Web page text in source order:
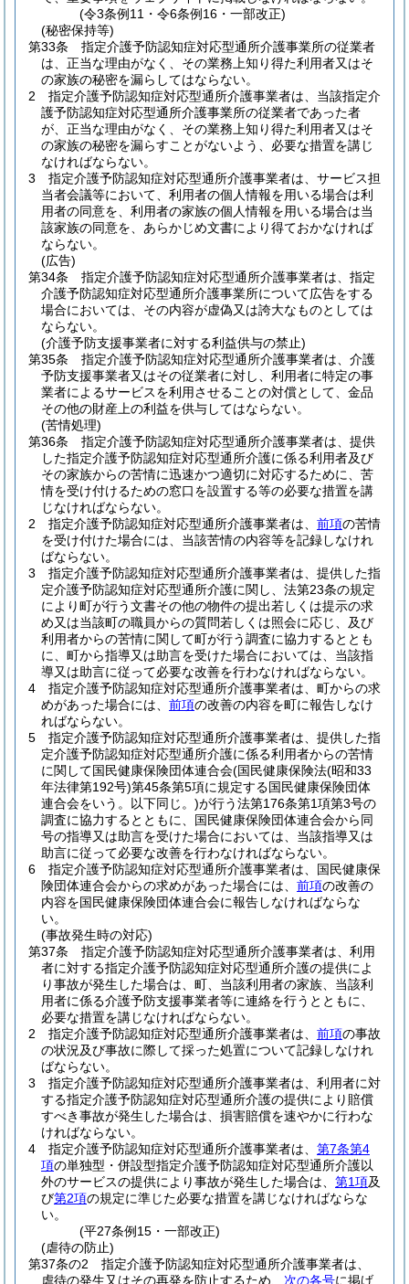
(令3条例11・令6条例16・一部改正)
(秘密保持等)
第33条
指定介護予防認知症対応型通所介護事業所の従業者
は、正当な理由がなく、その業務上知り得た利用者又はそ
の家族の秘密を漏らしてはならない。
2
指定介護予防認知症対応型通所介護事業者は、当該指定介
護予防認知症対応型通所介護事業所の従業者であった者
が、正当な理由がなく、その業務上知り得た利用者又はそ
の家族の秘密を漏らすことがないよう、必要な措置を講じ
なければならない。
3
指定介護予防認知症対応型通所介護事業者は、サービス担
当者会議等において、利用者の個人情報を用いる場合は利
用者の同意を、利用者の家族の個人情報を用いる場合は当
該家族の同意を、あらかじめ文書により得ておかなければ
ならない。
(広告)
第34条
指定介護予防認知症対応型通所介護事業者は、指定
介護予防認知症対応型通所介護事業所について広告をする
場合においては、その内容が虚偽又は誇大なものとしては
ならない。
(介護予防支援事業者に対する利益供与の禁止)
第35条
指定介護予防認知症対応型通所介護事業者は、介護
予防支援事業者又はその従業者に対し、利用者に特定の事
業者によるサービスを利用させることの対償として、金品
その他の財産上の利益を供与してはならない。
(苦情処理)
第36条
指定介護予防認知症対応型通所介護事業者は、提供
した指定介護予防認知症対応型通所介護に係る利用者及び
その家族からの苦情に迅速かつ適切に対応するために、苦
情を受け付けるための窓口を設置する等の必要な措置を講
じなければならない。
2
指定介護予防認知症対応型通所介護事業者は、 前項の苦情
を受け付けた場合には、当該苦情の内容等を記録しなけれ
ばならない。
3
指定介護予防認知症対応型通所介護事業者は、提供した指
定介護予防認知症対応型通所介護に関し、法第23条の規定
により町が行う文書その他の物件の提出若しくは提示の求
め又は当該町の職員からの質問若しくは照会に応じ、及び
利用者からの苦情に関して町が行う調査に協力するととも
に、町から指導又は助言を受けた場合においては、当該指
導又は助言に従って必要な改善を行わなければならない。
4
指定介護予防認知症対応型通所介護事業者は、町からの求
めがあった場合には、 前項の改善の内容を町に報告しなけ
ればならない。
5
指定介護予防認知症対応型通所介護事業者は、提供した指
定介護予防認知症対応型通所介護に係る利用者からの苦情
に関して国民健康保険団体連合会(国民健康保険法(昭和33
年法律第192号)第45条第5項に規定する国民健康保険団体
連合会をいう。以下同じ。)が行う法第176条第1項第3号の
調査に協力するとともに、国民健康保険団体連合会から同
号の指導又は助言を受けた場合においては、当該指導又は
助言に従って必要な改善を行わなければならない。
6
指定介護予防認知症対応型通所介護事業者は、国民健康保
険団体連合会からの求めがあった場合には、 前項の改善の
内容を国民健康保険団体連合会に報告しなければならな
い。
(事故発生時の対応)
第37条
指定介護予防認知症対応型通所介護事業者は、利用
者に対する指定介護予防認知症対応型通所介護の提供によ
り事故が発生した場合は、町、当該利用者の家族、当該利
用者に係る介護予防支援事業者等に連絡を行うとともに、
必要な措置を講じなければならない。
2
指定介護予防認知症対応型通所介護事業者は、 前項の事故
の状況及び事故に際して採った処置について記録しなけれ
ばならない。
3
指定介護予防認知症対応型通所介護事業者は、利用者に対
する指定介護予防認知症対応型通所介護の提供により賠償
すべき事故が発生した場合は、損害賠償を速やかに行わな
ければならない。
4
指定介護予防認知症対応型通所介護事業者は、 第7条第4
項の単独型・併設型指定介護予防認知症対応型通所介護以
外のサービスの提供により事故が発生した場合は、 第1項及
び第2項の規定に準じた必要な措置を講じなければならな
い。
(平27条例15・一部改正)
(虐待の防止)
第37条の2
指定介護予防認知症対応型通所介護事業者は、
虐待の発生又はその再発を防止するため、 次の各号に掲げ